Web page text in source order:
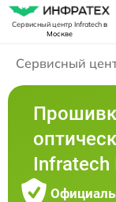
Сервисный центр Infratechв
Москве
Сервисный
Infratech